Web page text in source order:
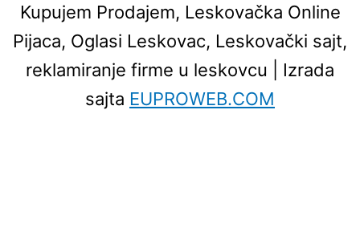
Kupujem Prodajem, Leskovačka Online
Pijaca, Oglasi Leskovac, Leskovački sajt,
reklamiranje firme u leskovcu | Izrada
sajta EUPROWEB.COM